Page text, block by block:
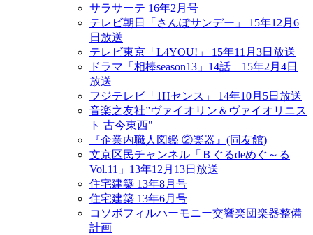
サラサーテ 16年2月号
テレビ朝日「さんぽサンデー」 15年12月6
日放送
テレビ東京「L4YOU!」 15年11月3日放送
ドラマ「相棒season13」14話 15年2月4日
放送
フジテレビ「1Hセンス」 14年10月5日放送
音楽之友社”ヴァイオリン＆ヴァイオリニス
ト 古今東西"
『企業内職人図鑑 ②楽器』(同友館)
文京区民チャンネル「Ｂぐるdeめぐ～る
Vol.11」13年12月13日放送
住宅建築 13年8月号
住宅建築 13年6月号
コソボフィルハーモニー交響楽団楽器整備
計画